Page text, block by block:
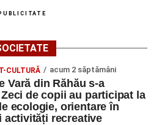
CULTURĂ acum 2 săptămâni
Vară din Răhău s-a
de copii au participat la
ecologie, orientare în
activități recreative